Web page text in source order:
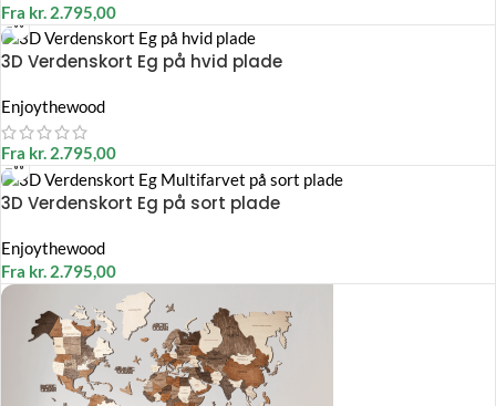
Fra kr. 2.795,00
3D Verdenskort Eg på hvid plade
Enjoythewood
Fra kr. 2.795,00
3D Verdenskort Eg på sort plade
Enjoythewood
Fra kr. 2.795,00